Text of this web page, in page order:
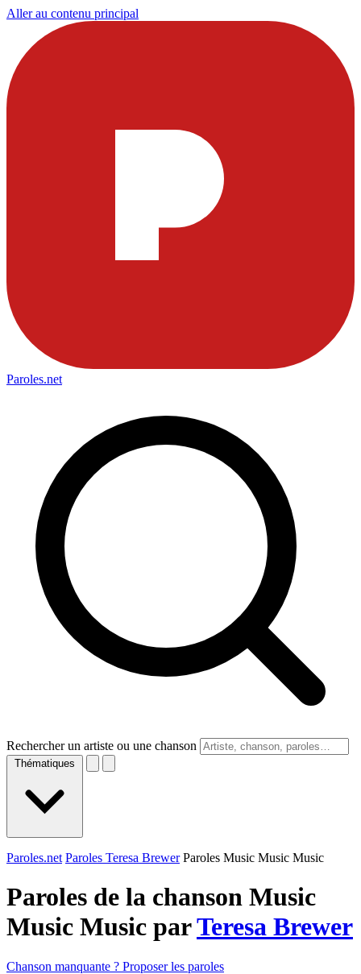
Aller au contenu principal
Paroles.net
Rechercher un artiste ou une chanson
Thématiques
Paroles.net Paroles Teresa Brewer Paroles Music Music Music
Paroles de la chanson Music
Music Music parTeresa Brewer
Chanson manquante ? Proposer les paroles